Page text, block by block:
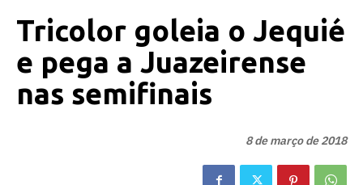
Tricolor goleia o Jequié
e pega a Juazeirense
nas semifinais
8 de março de 2018